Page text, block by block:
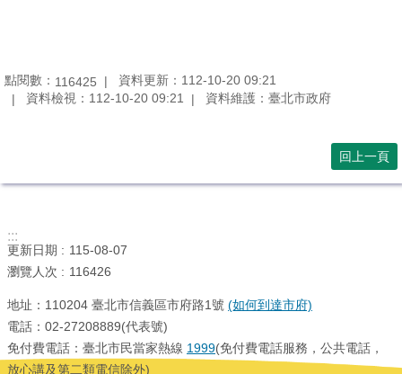
點閱數： 116425
資料更新：112-10-20 09:21
資料檢視：112-10-20 09:21
資料維護：臺北市政府
回上一頁
:::
更新日期
115-08-07
瀏覽人次
116426
地址：110204 臺北市信義區市府路1號 (如何到達市府)
電話：02-27208889(代表號)
免付費電話：臺北市民當家熱線 1999(免付費電話服務，公共電話，
放心講及第二類電信除外)